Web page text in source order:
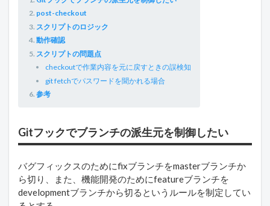
post-checkout
スクリプトのロジック
動作確認
スクリプトの問題点
checkoutで作業内容を元に戻すときの誤検知
git fetchでパスワードを聞かれる場合
参考
Gitフックでブランチの派生元を制御したい
バグフィックスのためにfixブランチをmasterブランチか
ら切り、また、機能開発のためにfeatureブランチを
developmentブランチから切るというルールを制定してい